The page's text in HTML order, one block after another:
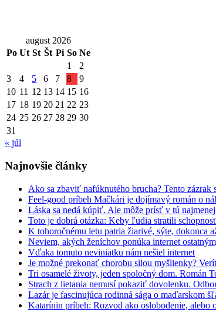
august 2026
Po Ut St Št Pi So Ne
1
2
3
4 5 6 7 8
9
10 11 12 13 14 15 16
17 18 19 20 21 22 23
24 25 26 27 28 29 30
31
« júl
Najnovšie články
Ako sa zbaviť nafúknutého brucha? Tento zázrak
Feel-good príbeh Mačkári je dojímavý román o
Láska sa nedá kúpiť. Ale môže prísť v tú
Toto je dobrá otázka: Keby ľudia stratili
K tohoročnému letu patria žiarivé, sýte, dokonca
Neviem, akých ženíchov ponúka internet
Vďaka tomuto neviniatku nám nešiel internet
Je možné prekonať chorobu silou myšlienky?
Tri osamelé životy, jeden spoločný dom. Román
Strach z lietania nemusí pokaziť dovolenku.
Lazár je fascinujúca rodinná sága o maďarskom
Katarínin príbeh: Rozvod ako oslobodenie,